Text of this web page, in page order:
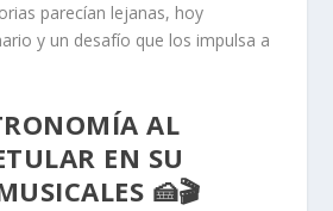
parecían lejanas, hoy
y un desafío que los impulsa a
AL
EN SU
🍰🎬